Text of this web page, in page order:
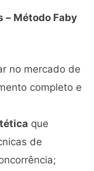
– Método Faby
no mercado de
completo e
que
de